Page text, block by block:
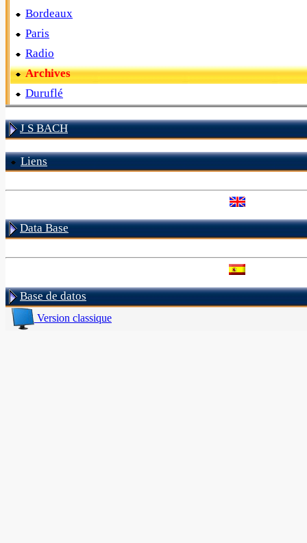
Bordeaux
Paris
Radio
Archives
Duruflé
J S BACH
Liens
Data Base
Base de datos
Version classique